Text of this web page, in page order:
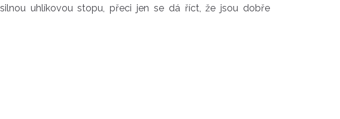
uhlíkovou stopu, přeci jen se dá říct, že jsou dobře